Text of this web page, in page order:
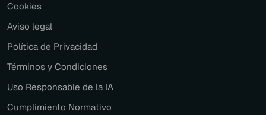
Cookies
Aviso legal
Política de Privacidad
Términos y Condiciones
Uso Responsable de la IA
Cumplimiento Normativo